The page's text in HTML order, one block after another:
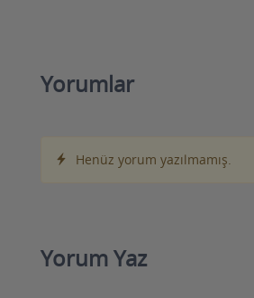
Yorumlar
Henüz yorum yazılmamış.
Yorum Yaz